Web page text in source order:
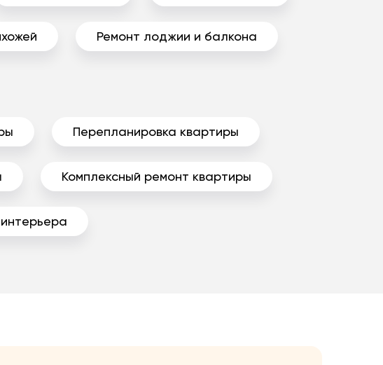
Ремонт лоджии и балкона
Перепланировка квартиры
Комплексный ремонт квартиры